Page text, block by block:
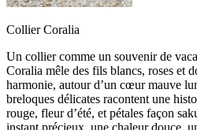
Collier Coralia
Un collier comme un souvenir de
Coralia mêle des fils blancs, roses et
harmonie, autour d’un cœur mauve
breloques délicates racontent une
rouge, fleur d’été, et pétales façon
instant précieux, une chaleur douce,